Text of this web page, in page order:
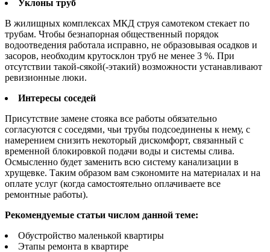
Уклоны труб
В жилищных комплексах МКД струя самотеком стекает по
трубам. Чтобы безнапорная общественный порядок
водоотведения работала исправно, не образовывая осадков и
засоров, необходим крутосклон труб не менее 3 %. При
отсутствии такой-сякой(-этакий) возможности устанавливают
ревизионные люки.
Интересы соседей
Присутствие замене стояка все работы обязательно
согласуются с соседями, чьи трубы подсоединены к нему, с
намерением снизить некоторый дискомфорт, связанный с
временной блокировкой подачи воды и системы слива.
Осмысленно будет заменить всю систему канализации в
хрущевке. Таким образом вам сэкономите на материалах и на
оплате услуг (когда самостоятельно оплачиваете все
ремонтные работы).
Рекомендуемые статьи числом данной теме:
Обустройство маленькой квартиры
Этапы ремонта в квартире